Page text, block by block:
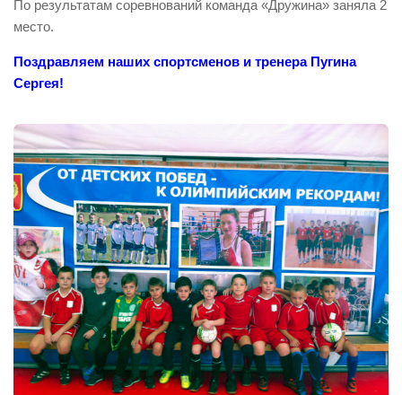
По результатам соревнований команда «Дружина» заняла 2
место.
Поздравляем наших спортсменов и тренера Пугина
Сергея!